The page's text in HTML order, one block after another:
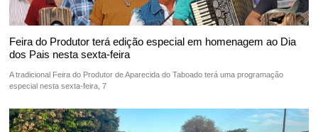
Feira do Produtor terá edição especial em homenagem ao Dia
dos Pais nesta sexta-feira
A tradicional Feira do Produtor de Aparecida do Taboado terá uma programação
especial nesta sexta-feira, 7